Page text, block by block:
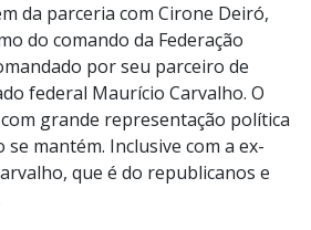
da parceria com Cirone Deiró,
do comando da Federação
por seu parceiro de
federal Maurício Carvalho. O
grande representação política
mantém. Inclusive com a ex-
que é do republicanos e